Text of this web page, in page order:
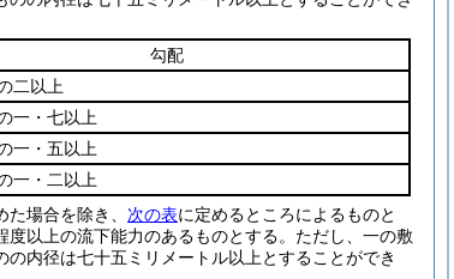
勾配
二以上
一・七以上
一・五以上
一・二以上
場合を除き、 次の表に定めるところによるものと
以上の流下能力のあるものとする。 ただし、一の敷
内径は七十五ミリメートル以上とすることができ